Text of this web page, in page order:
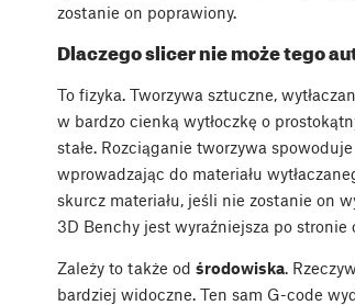
zostanie on poprawiony.
Dlaczego slicer nie może tego
To fizyka. Tworzywa sztuczne,
w bardzo cienką wytłoczkę o
stałe. Rozciąganie tworzywa
wprowadzając do materiału
skurcz materiału, jeśli nie zostanie on
3D Benchy jest wyraźniejsza po stronie
Zależy to także od środowiska .
bardziej widoczne. Ten sam G-code